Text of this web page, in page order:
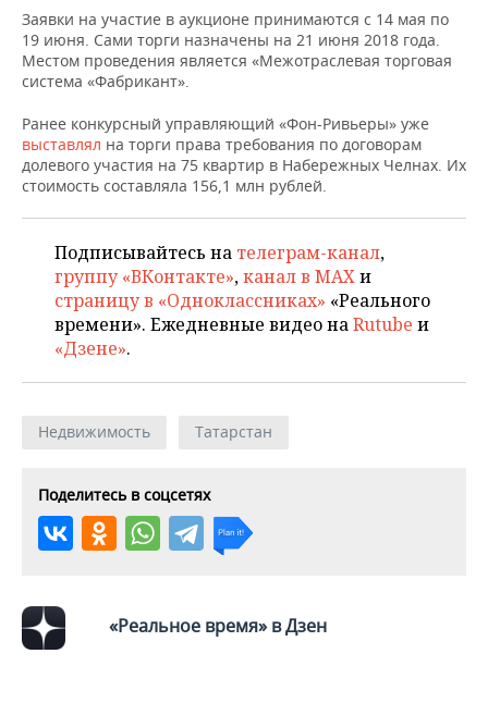
ФИГУРНОЕ КАТАНИЕ
ВОДНЫЕ ВИДЫ СПОРТА
ХОККЕЙ С МЯЧОМ
МЕДИЦИНА
ОБРАЗОВАНИЕ
ПРОИСШЕСТВИЯ
Заявки на участие в аукционе принимаются с 14 мая по
19 июня. Сами торги назначены на 21 июня 2018 года.
Местом проведения является «Межотраслевая торговая
система «Фабрикант».
Ранее конкурсный управляющий «Фон-Ривьеры» уже
выставлял на торги права требования по договорам
долевого участия на 75 квартир в Набережных Челнах. Их
стоимость составляла 156,1 млн рублей.
Подписывайтесь на телеграм-канал,
группу «ВКонтакте»,канал в MAXи
страницу в «Одноклассниках» «Реального
времени». Ежедневные видео наRutube и
«Дзене».
Недвижимость Татарстан
Поделитесь в соцсетях
«Реальное время» в Дзен